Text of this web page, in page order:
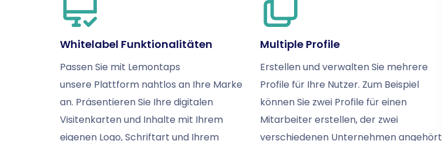
Whitelabel Funktionalitäten
Passen Sie mit Lemontaps
unsere Plattform nahtlos an Ihre Marke
an. Präsentieren Sie Ihre digitalen
Visitenkarten und Inhalte mit Ihrem
eigenen Logo, Schriftart und Ihrem
Multiple Profile
Erstellen und verwalten Sie mehrere
Profile für Ihre Nutzer. Zum Beispiel
können Sie zwei Profile für einen
Mitarbeiter erstellen, der zwei
verschiedenen Unternehmen angehört